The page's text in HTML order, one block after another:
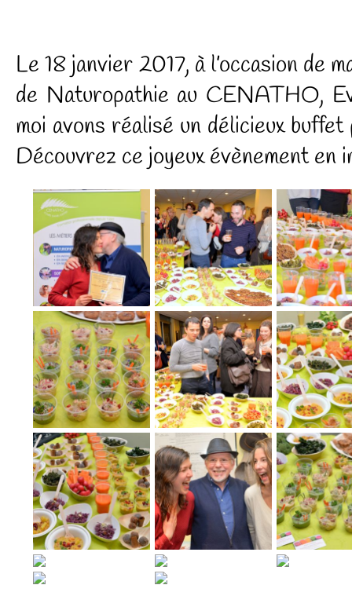
Le 18 janvier 2017, à l’occasion de
de Naturopathie au CENATHO,
moi avons réalisé un délicieux
Découvrez ce joyeux évènement en